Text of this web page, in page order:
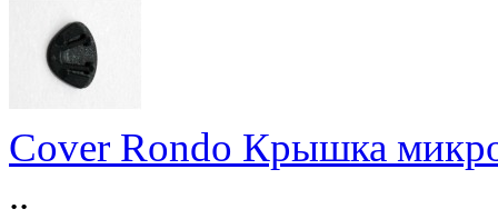
Cover Rondo Крышка
..